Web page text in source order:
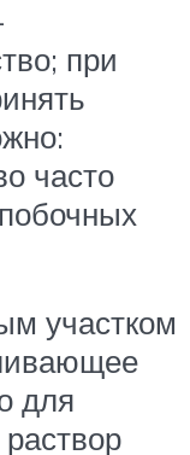
при
часто
участком
для